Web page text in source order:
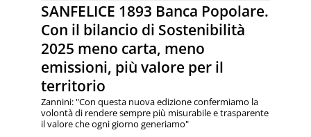
SANFELICE 1893 Banca Popolare.
Con il bilancio di Sostenibilità
2025 meno carta, meno
emissioni, più valore per il
territorio
Zannini: "Con questa nuova edizione confermiamo la
volontà di rendere sempre più misurabile e trasparente
il valore che ogni giorno generiamo"